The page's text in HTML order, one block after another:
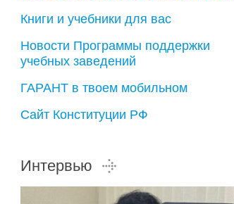
Книги и учебники для вас
Новости Программы поддержки
учебных заведений
ГАРАНТ в твоем мобильном
Сайт Конституции РФ
Интервью